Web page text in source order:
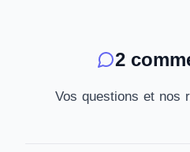
2
Vos questions et nos